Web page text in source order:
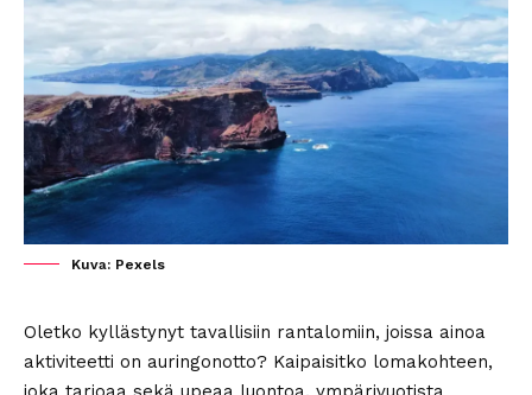
Kuva: Pexels
Oletko kyllästynyt tavallisiin rantalomiin, joissa ainoa
aktiviteetti on auringonotto? Kaipaisitko lomakohteen,